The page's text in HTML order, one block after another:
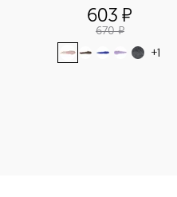
603 ¤
670 ¤
+1